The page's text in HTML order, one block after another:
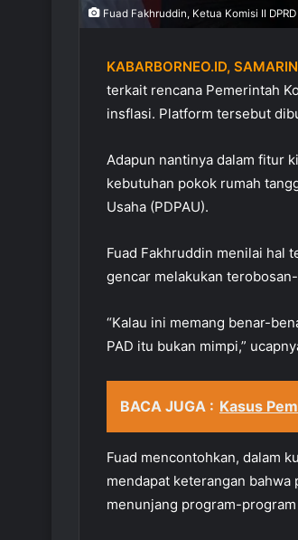
Fuad Fakhruddin, Ketua Komisi II
KABARBORNEO.ID,
terkait rencana Pemerintah
insflasi. Platform tersebut
Adapun nantinya dalam fitur
kebutuhan pokok rumah
Usaha (PDPAU).
Fuad Fakhruddin menilai hal
gencar melakukan
“Kalau ini memang benar-
PAD itu bukan mimpi,”
BACA JUGA : Kasus
Fuad mencontohkan, dalam
mendapat keterangan
menunjang program-